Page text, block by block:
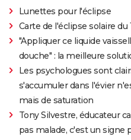
Lunettes pour l'éclipse
Carte de l'éclipse solaire du
"Appliquer ce liquide
douche" : la meilleure
Les psychologues sont
s'accumuler dans l'évier
mais de saturation
Tony Silvestre, éducateur
pas malade, c'est un signe